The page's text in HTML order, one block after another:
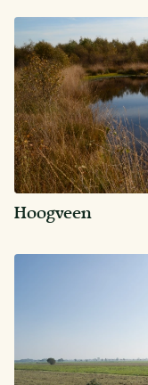
Hoogveen